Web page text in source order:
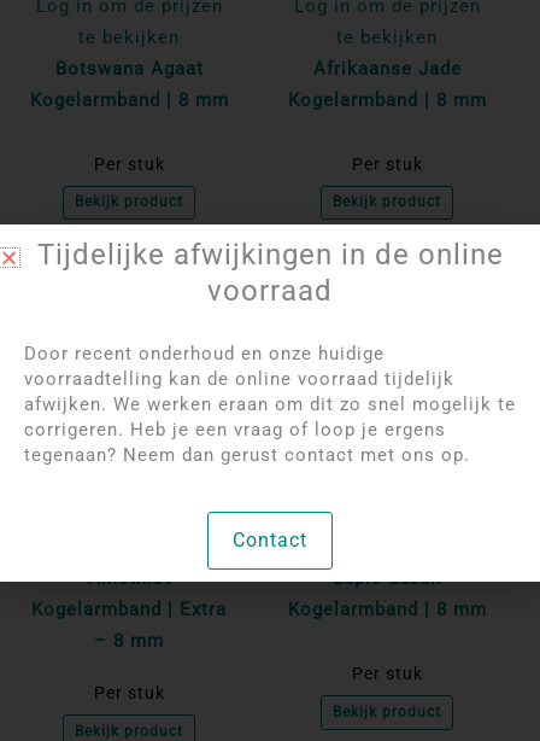
Log in om de prijzen
te bekijken
Botswana Agaat
Kogelarmband | 8 mm
Per stuk
Bekijk product
Log in om de prijzen
te bekijken
Afrikaanse Jade
Kogelarmband | 8 mm
Per stuk
Bekijk product
NIET OP VOORRAAD
Log in om de prijzen
Amethist
Kogelarmband | Extra
– 8 mm
Per stuk
Bekijk product
Log in om de prijzen
Lapis Lazuli
Kogelarmband | 8 mm
Per stuk
Bekijk product
Tijdelijke afwijkingen in de online
voorraad
Door recent onderhoud en onze huidige
voorraadtelling kan de online voorraad tijdelijk
afwijken. We werken eraan om dit zo snel mogelijk te
corrigeren. Heb je een vraag of loop je ergens
tegenaan? Neem dan gerust contact met ons op.
Contact